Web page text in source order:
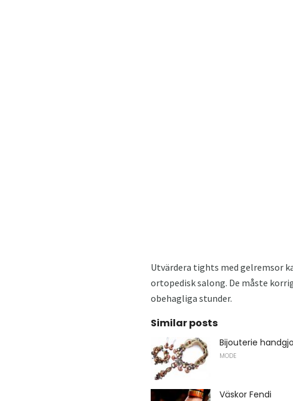
Utvärdera tights med gelremsor
ortopedisk salong. De måste
obehagliga stunder.
Similar posts
Bijouterie
MODE
Väskor Fendi